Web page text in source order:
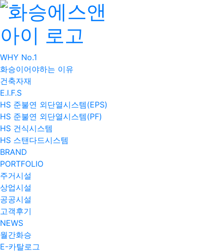
WHY No.1
화승이어야하는 이유
건축자재
E.I.F.S
HS 준불연 외단열시스템(EPS)
HS 준불연 외단열시스템(PF)
HS 건식시스템
HS 스탠다드시스템
BRAND
PORTFOLIO
주거시설
상업시설
공공시설
고객후기
NEWS
월간화승
E-카탈로그